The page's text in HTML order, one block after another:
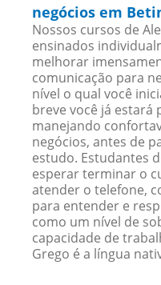
negócios em
Nossos cursos de
ensinados
melhorar
comunicação para
nível o qual você
breve você já
manejando
negócios, antes de
estudo. Estudantes
esperar terminar o
atender o telefone,
para entender e
como um nível de
capacidade de
Grego é a língua